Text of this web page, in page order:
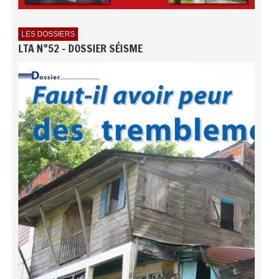
LES DOSSIERS
LTA N°52 - DOSSIER SÉISME